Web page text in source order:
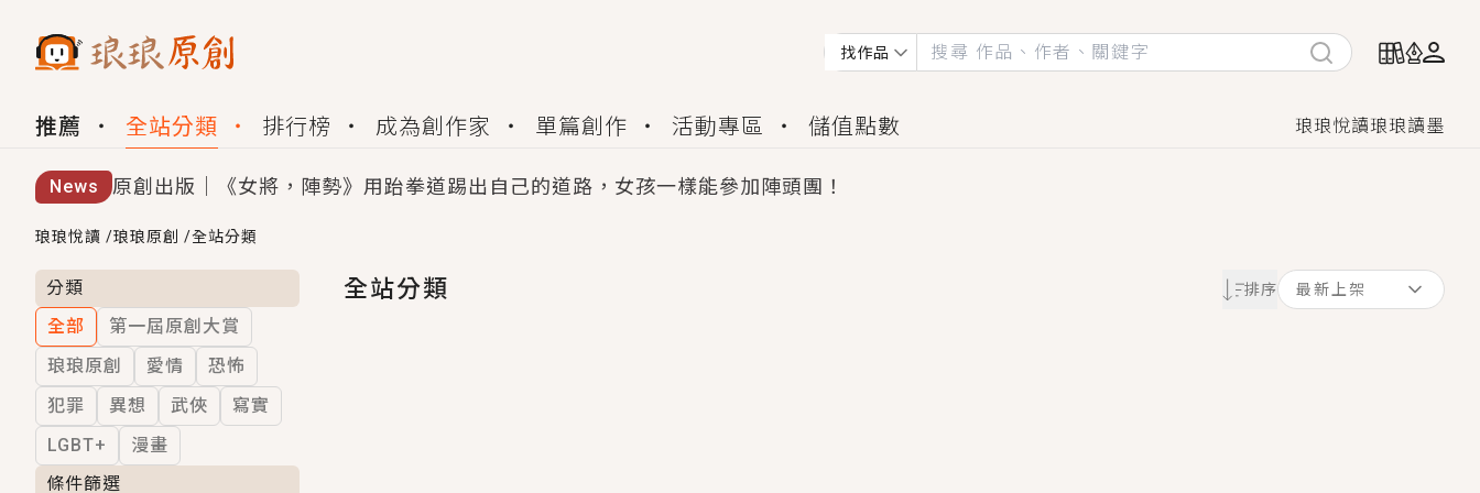
找作品
推薦 全站分類 排行榜 成為創作家 單篇創作 活動專區 儲值點數 琅琅悅讀琅琅讀墨
News 原創出版｜《女將，陣勢》用跆拳道踢出自己的道路，女孩一樣能參加陣頭團！
創,作家招募｜華文小說創作首選！有機會獲得豐富廣宣資源、專屬服務與獨享福利！
小編心動書單｜《離婚你提的，二婚嫁大佬，你哭什麼？》追妻火葬場！前夫失憶移情別戀，她頭也不回找新歡，他居然還後悔了？
GL｜《夏日與檸檬與重疊世界》炎熱的夏日、檸檬的香氣、互相愛慕的兩位少女，今夏最推純愛GL漫畫！
BL｜《費洛蒙中毒》救命！特殊費洛蒙體質世界觀，無法抗拒的吸引力，已中毒Σ>―(〃°ω°〃)♡→
OMG你嚇到我了｜《陰陽鬼店》上班族買了房子模型，但現實中買下的竟是屬於他的停屍櫃？！
言情｜《國語推行員》每個人心中都有一個連自己也無法改變的永恆， 他的一生將不由自主追逐著她……
琅琅悅讀 /琅琅原創 /全站分類
分類
全部
第一屆原創大賞
琅琅原創
愛情
恐怖
犯罪
異想 武俠
寫實
LGBT+
漫畫
條件篩選
全站分類 排序 最新上架